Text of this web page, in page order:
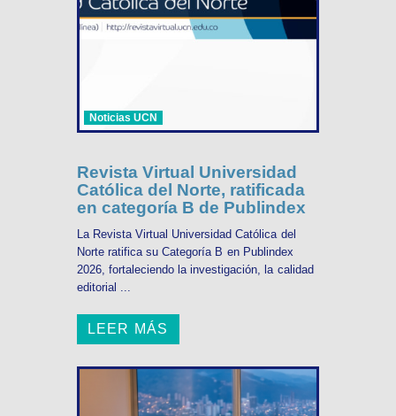
Noticias UCN
Revista Virtual Universidad
Católica del Norte, ratificada
en categoría B de Publindex
La Revista Virtual Universidad Católica del
Norte ratifica su Categoría B en Publindex
2026, fortaleciendo la investigación, la calidad
editorial ...
LEER MÁS